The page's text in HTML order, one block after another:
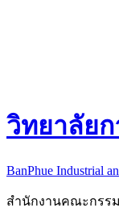
วิทยาลัย
BanPhue Industrial
สำนักงานคณะกรร